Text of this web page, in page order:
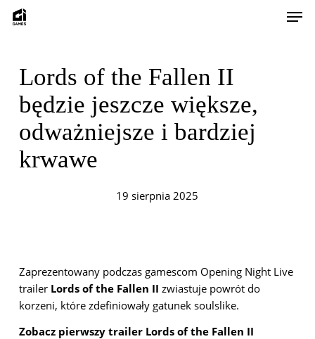
Skip
Lords of the Fallen II
będzie jeszcze większe,
odważniejsze i bardziej
krwawe
19 sierpnia 2025
Zaprezentowany podczas gamescom Opening Night Live
trailer Lords of the Fallen II zwiastuje powrót do
korzeni, które zdefiniowały gatunek soulslike.
Zobacz pierwszy trailer Lords of the Fallen II